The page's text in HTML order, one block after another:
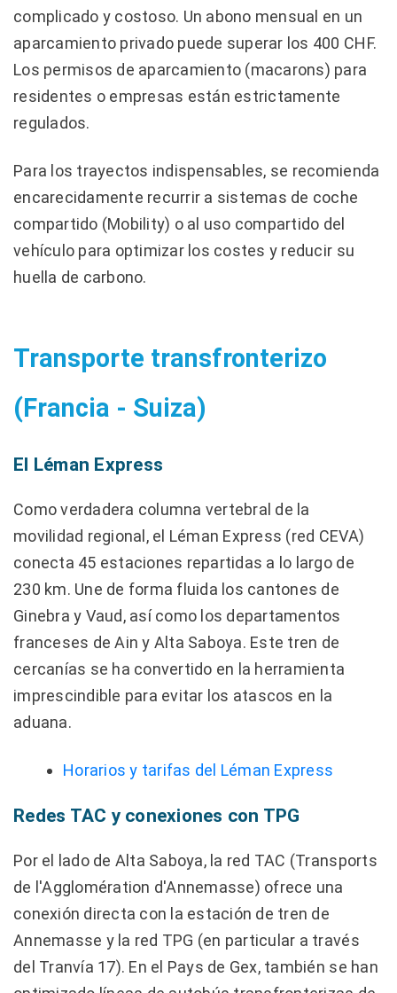
complicado y costoso. Un abono mensual en un
aparcamiento privado puede superar los 400 CHF.
Los permisos de aparcamiento (macarons) para
residentes o empresas están estrictamente
regulados.
Para los trayectos indispensables, se recomienda
encarecidamente recurrir a sistemas de coche
compartido (Mobility) o al uso compartido del
vehículo para optimizar los costes y reducir su
huella de carbono.
Transporte transfronterizo
(Francia - Suiza)
El Léman Express
Como verdadera columna vertebral de la
movilidad regional, el Léman Express (red CEVA)
conecta 45 estaciones repartidas a lo largo de
230 km. Une de forma fluida los cantones de
Ginebra y Vaud, así como los departamentos
franceses de Ain y Alta Saboya. Este tren de
cercanías se ha convertido en la herramienta
imprescindible para evitar los atascos en la
aduana.
Horarios y tarifas del Léman Express
Redes TAC y conexiones con TPG
Por el lado de Alta Saboya, la red TAC (Transports
de l'Agglomération d'Annemasse) ofrece una
conexión directa con la estación de tren de
Annemasse y la red TPG (en particular a través
del Tranvía 17). En el Pays de Gex, también se han